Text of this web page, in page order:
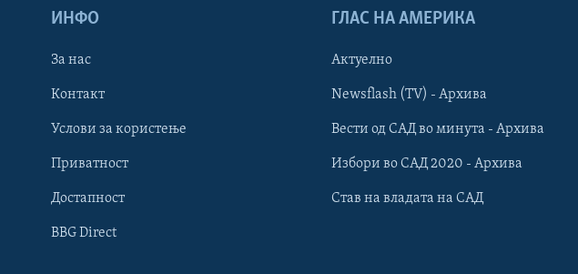
Learning English
НАКУСО...
ИНФО
За нас
Контакт
Услови за користење
Приватност
Достапност
BBG Direct
ГЛАС НА АМЕРИКА
Актуелно
Newsflash (TV) - Архива
Вести од САД во минута - Архива
Избори во САД 2020 - Архива
Став на владата на САД